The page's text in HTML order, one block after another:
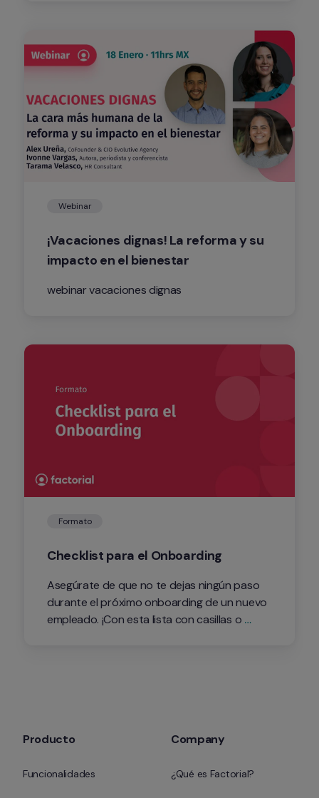
Webinar
¡Vacaciones dignas! La reforma y su
impacto en el bienestar
webinar vacaciones dignas
Formato
Checklist para el Onboarding
Asegúrate de que no te dejas ningún paso
durante el próximo onboarding de un nuevo
empleado. ¡Con esta lista con casillas o
Producto
Funcionalidades
Company
¿Qué es Factorial?